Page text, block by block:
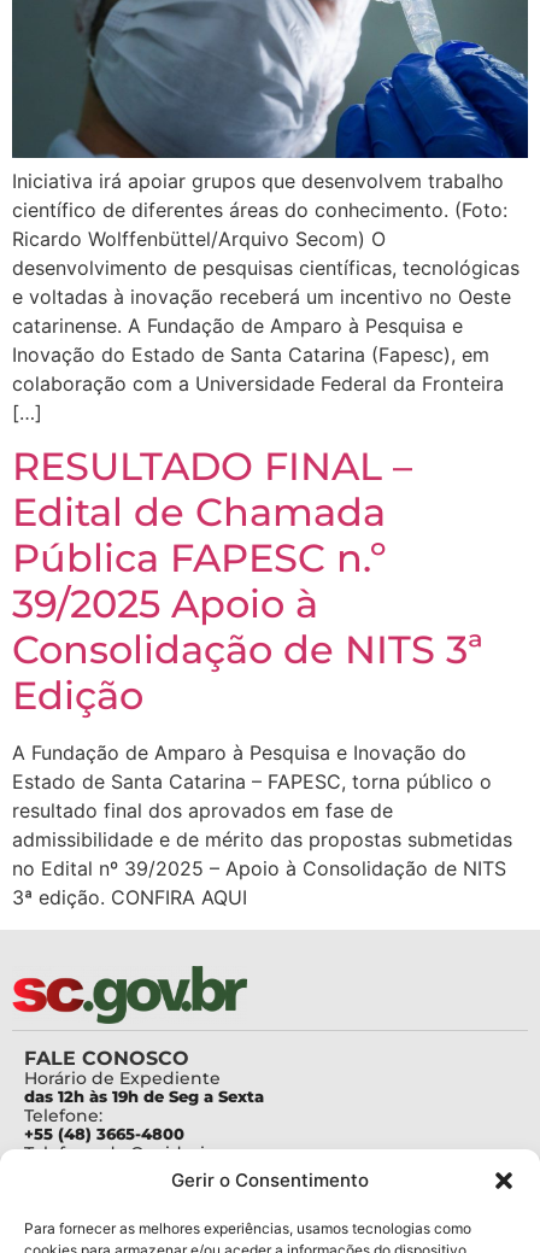
Gerir o Consentimento
Para fornecer as melhores experiências, usamos tecnologias como
Iniciativa irá apoiar grupos que desenvolvem trabalho
científico de diferentes áreas do conhecimento. (Foto:
Ricardo Wolffenbüttel/Arquivo Secom) O
desenvolvimento de pesquisas científicas, tecnológicas
e voltadas à inovação receberá um incentivo no Oeste
catarinense. A Fundação de Amparo à Pesquisa e
Inovação do Estado de Santa Catarina (Fapesc), em
colaboração com a Universidade Federal da Fronteira
[…]
RESULTADO FINAL –
Edital de Chamada
Pública FAPESC n.º
39/2025 Apoio à
Consolidação de NITS 3ª
Edição
A Fundação de Amparo à Pesquisa e Inovação do
Estado de Santa Catarina – FAPESC, torna público o
resultado final dos aprovados em fase de
admissibilidade e de mérito das propostas submetidas
no Edital nº 39/2025 – Apoio à Consolidação de NITS
3ª edição. CONFIRA AQUI
FALE CONOSCO
Horário de Expediente
das 12h às 19h de Seg a Sexta
Telefone:
+55 (48) 3665-4800
Telefone da Ouvidoria
Para assuntos relacionados à Pesquisa
pesquisa@fapesc.sc.gov.br